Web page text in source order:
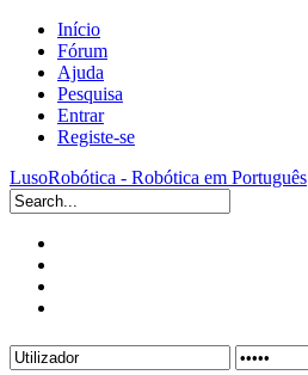
Início
Fórum
Ajuda
Pesquisa
Entrar
Registe-se
LusoRobótica - Robótica em Português